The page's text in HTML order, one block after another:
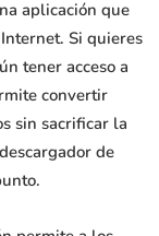
aplicación que
Si quieres
tener acceso a
convertir
sin sacrificar la
de